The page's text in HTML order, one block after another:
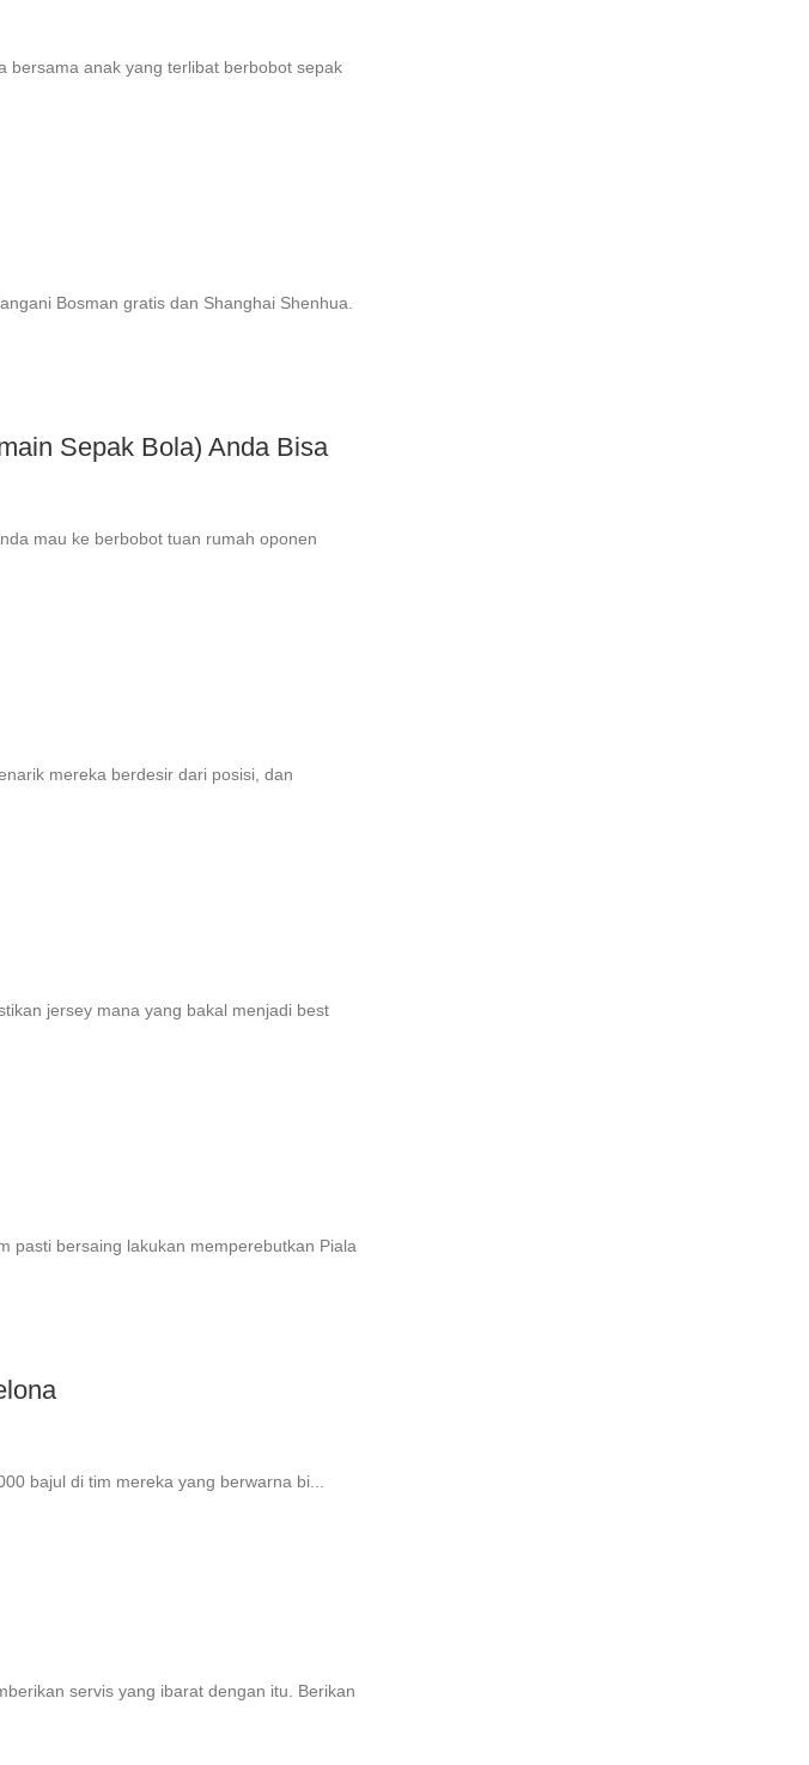
bersama anak yang terlibat berbobot sepak
Bosman gratis dan Shanghai Shenhua.
Sepak Bola) Anda Bisa
mau ke berbobot tuan rumah oponen
mereka berdesir dari posisi, dan
jersey mana yang bakal menjadi best
pasti bersaing lakukan memperebutkan Piala
bajul di tim mereka yang berwarna bi...
servis yang ibarat dengan itu. Berikan